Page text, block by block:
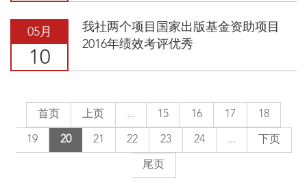
05月
10
我社两个项目国家出版基金资助项目
2016年绩效考评优秀
首页 上页 ... 15 16 17 18
19 20 21 22 23 24 ... 下页
尾页